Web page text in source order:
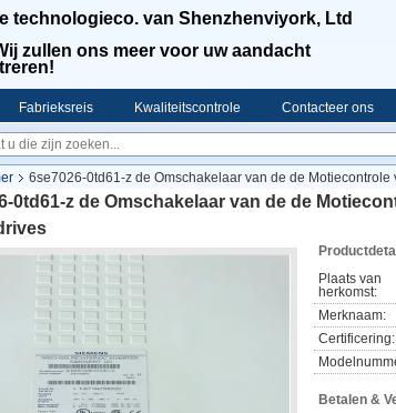
technologieco. van Shenzhenviyork, Ltd
zullen ons meer voor uw aandacht
Fabrieksreis Kwaliteitscontrole Contacteer ons
6se7026-0td61-z de Omschakelaar van de de
0td61-z de Omschakelaar van de de
Plaats van
herkomst:
Merknaam:
Certificering:
Betalen &